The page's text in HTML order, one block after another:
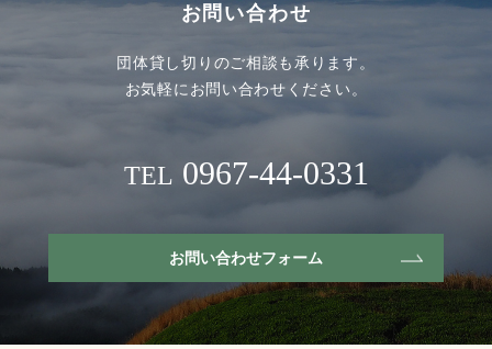
お問い合わせ
団体貸し切りのご相談も承ります。
お気軽にお問い合わせください。
TEL 0967-44-0331
お問い合わせフォーム